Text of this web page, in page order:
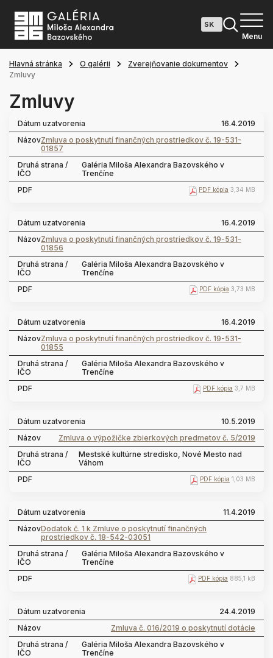
Menu
Hlavná stránka O galérii
Zverejňovanie dokumentov
Zmluvy
Zmluvy
16.4.2019
Zmluva o poskytnutí finančných prostriedkov č. 19-531-
01857
Galéria Miloša Alexandra Bazovského v
Trenčíne
PDF kópia 3,34 MB
16.4.2019
Zmluva o poskytnutí finančných prostriedkov č. 19-531-
01856
Galéria Miloša Alexandra Bazovského v
Trenčíne
PDF kópia 3,73 MB
16.4.2019
Zmluva o poskytnutí finančných prostriedkov č. 19-531-
01855
Galéria Miloša Alexandra Bazovského v
Trenčíne
PDF kópia 3,7 MB
10.5.2019
Zmluva o výpožičke zbierkových predmetov č. 5/2019
Mestské kultúrne stredisko, Nové Mesto nad
Váhom
PDF kópia 1,03 MB
11.4.2019
Dodatok č. 1 k Zmluve o poskytnutí finančných
prostriedkov č. 18-542-03051
Galéria Miloša Alexandra Bazovského v
Trenčíne
PDF kópia 885,1 kB
24.4.2019
Zmluva č. 016/2019 o poskytnutí dotácie
Galéria Miloša Alexandra Bazovského v
Trenčíne